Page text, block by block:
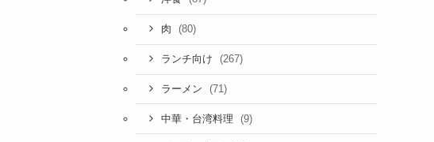
肉 (80)
ランチ向け (267)
ラーメン (71)
中華・台湾料理 (9)